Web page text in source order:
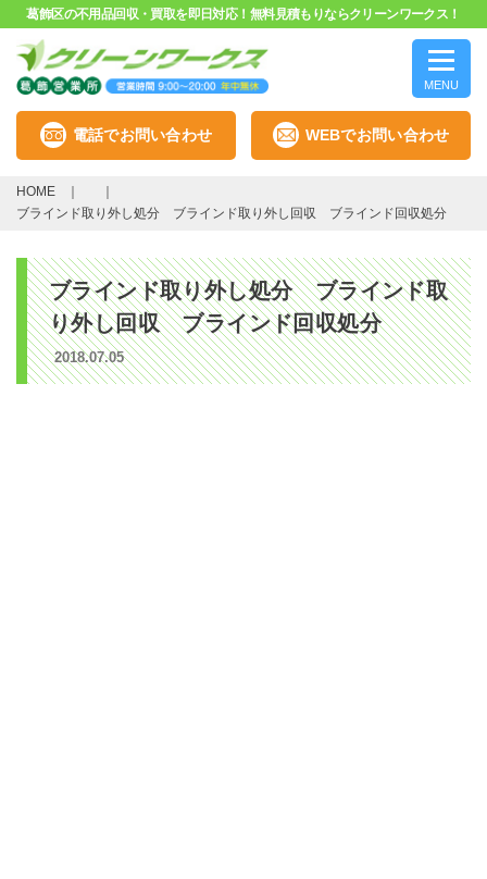
葛飾区の不用品回収・買取を即日対応！無料見積もりならクリーンワークス！
MENU
電話でお問い合わせ WEBでお問い合わせ
HOME
ブラインド取り外し処分 ブラインド取り外し回収 ブラインド回収処分
ブラインド取り外し処分 ブラインド取
り外し回収 ブラインド回収処分
2018.07.05